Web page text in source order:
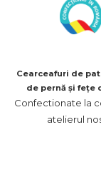
Cearceafuri de
de pernă și fețe
Confectionate la
atelierul